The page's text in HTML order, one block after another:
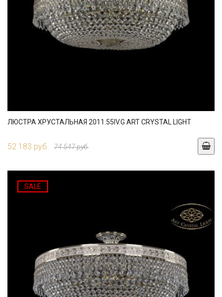
ЛЮСТРА ХРУСТАЛЬНАЯ 2011.55IV.G ART CRYSTAL LIGHT
52 183 руб. 74 547 руб.
SALE